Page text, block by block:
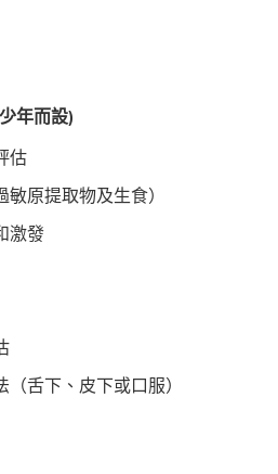
年而設)
估
原提取物及生食）
激發
舌下、皮下或口服）